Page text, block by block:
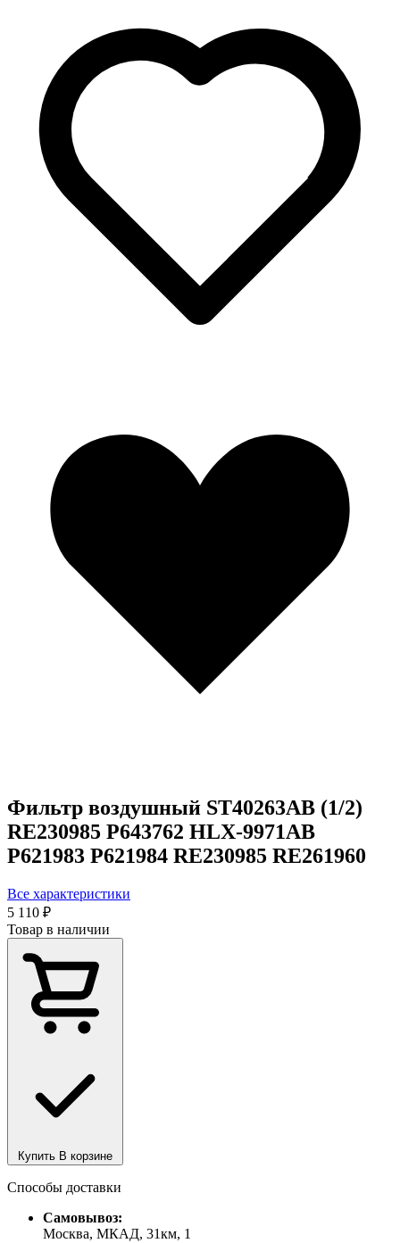
Фильтр воздушный ST40263AB (1/2)
RE230985 P643762 HLX-9971AB
P621983 P621984 RE230985 RE261960
Все характеристики
5 110 ₽
Товар в наличии
Купить В корзине
Способы доставки
Самовывоз:
Москва, МКАД, 31км, 1